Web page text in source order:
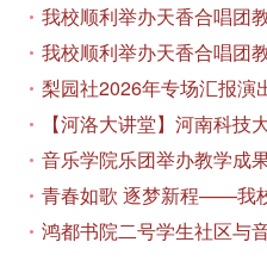
我校顺利举办天香合唱团
我校顺利举办天香合唱团
梨园社2026年专场汇报演
音乐学院乐团举办教学成
青春如歌 逐梦新程——我